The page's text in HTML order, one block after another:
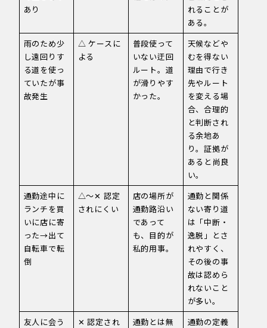
あり
れることが
ある。
雨のため少
し遠回りす
る道を使っ
ていたが事
故発生
△ ケースに
よる
普段使って
いない迂回
ルート。道
が滑りやす
かった。
天候などや
むを得ない
理由で行き
先やルート
を変える場
合、合理的
と判断され
る余地あ
り。証拠が
あると尚良
い。
通勤途中に
ランチを買
いに店に寄
った→出て
自転車で転
倒
△〜✕ 認定
されにくい
店の場所が
通勤路沿い
であって
も、目的が
私的用事。
通勤と関係
ない寄り道
は「中断・
逸脱」とさ
れやすく、
その後の事
故は認めら
れないこと
が多い。
友人に会う
✕ 認定され
通勤とは無
通勤の定義